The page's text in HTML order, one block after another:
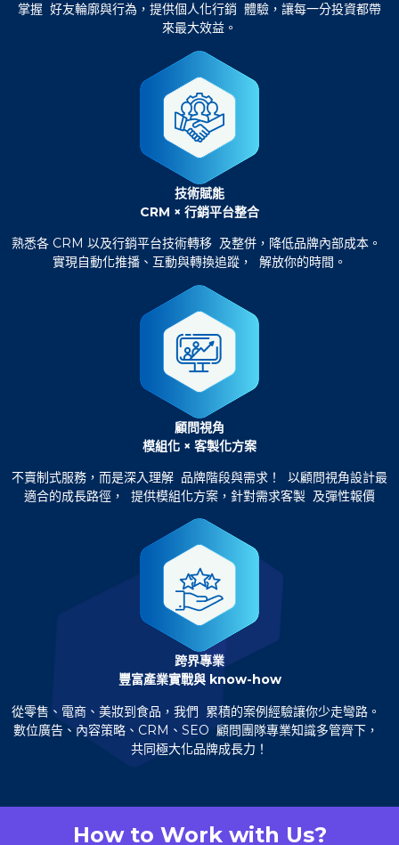
掌握 好友輪廓與行為，提供個人化行銷 體驗，讓每一分投資都帶
來最大效益。
技術賦能
CRM × 行銷平台整合
熟悉各 CRM 以及行銷平台技術轉移 及整併，降低品牌內部成本。
實現自動化推播、互動與轉換追蹤， 解放你的時間。
顧問視角
模組化 × 客製化方案
不賣制式服務，而是深入理解 品牌階段與需求！ 以顧問視角設計最
適合的成長路徑， 提供模組化方案，針對需求客製 及彈性報價
跨界專業
豐富產業實戰與 know-how
從零售、電商、美妝到食品，我們 累積的案例經驗讓你少走彎路。
數位廣告、內容策略、CRM、SEO 顧問團隊專業知識多管齊下，
共同極大化品牌成長力！
How to Work with Us?